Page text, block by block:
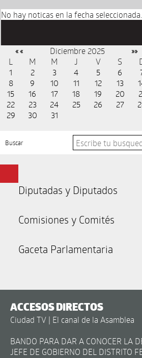
No hay noticas en la fecha seleccionada...
« « Diciembre 2025 »»
L M M J V S
1
2 3 4 5 6
8
9 10 11 12 13
15
16 17 18 19 20
22
23 24 25 26 27
29
30 31
Buscar
Diputadas y Diputados
Comisiones y Comités
Gaceta Parlamentaria
ACCESOS DIRECTOS
Ciudad TV | El canal de la Asamblea
BANDO PARA DAR A CONOCER LA
JEFE DE GOBIERNO DEL DISTRITO